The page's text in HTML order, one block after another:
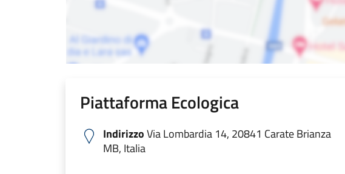
Piattaforma Ecologica
IndirizzoVia Lombardia 14, 20841 Carate Brianza
MB, Italia